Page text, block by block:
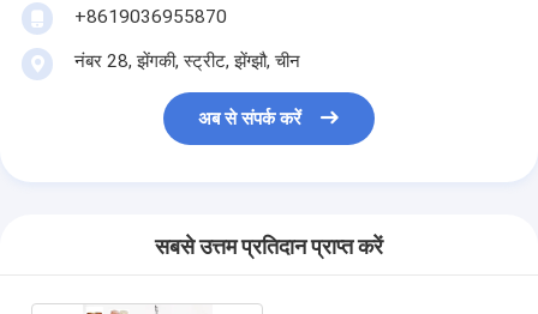
+8619036955870
नंबर 28, झेंगकी, स्ट्रीट, झेंग्झौ, चीन
अब से संपर्क करें
सबसे उत्तम प्रतिदान प्राप्त करें